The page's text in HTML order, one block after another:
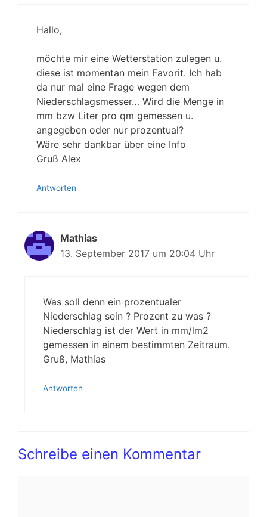
Hallo,
möchte mir eine Wetterstation zulegen u.
diese ist momentan mein Favorit. Ich hab
da nur mal eine Frage wegen dem
Niederschlagsmesser… Wird die Menge in
mm bzw Liter pro qm gemessen u.
angegeben oder nur prozentual?
Wäre sehr dankbar über eine Info
Gruß Alex
Antworten
Mathias
13. September 2017 um 20:04 Uhr
Was soll denn ein prozentualer
Niederschlag sein ? Prozent zu was ?
Niederschlag ist der Wert in mm/lm2
gemessen in einem bestimmten Zeitraum.
Gruß, Mathias
Antworten
Schreibe einen Kommentar